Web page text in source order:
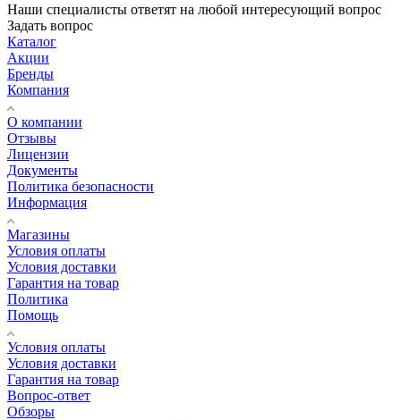
Наши специалисты ответят на любой интересующий вопрос
Задать вопрос
Каталог
Акции
Бренды
Компания
О компании
Отзывы
Лицензии
Документы
Политика безопасности
Информация
Магазины
Условия оплаты
Условия доставки
Гарантия на товар
Политика
Помощь
Условия оплаты
Условия доставки
Гарантия на товар
Вопрос-ответ
Обзоры